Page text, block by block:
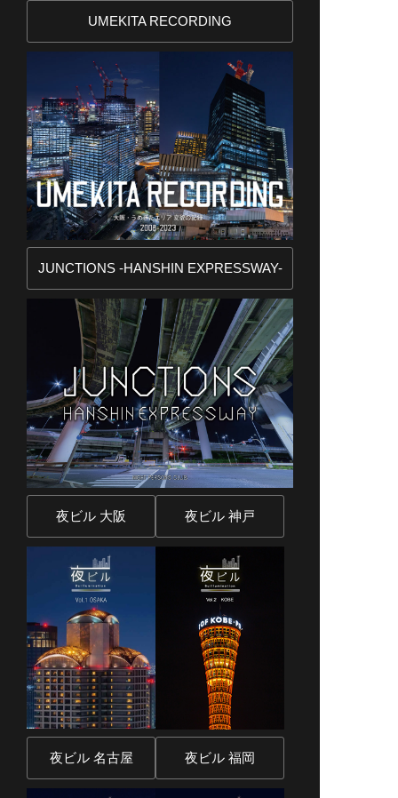
UMEKITA RECORDING
JUNCTIONS -HANSHIN EXPRESSWAY-
夜ビル 大阪 夜ビル 神戸
夜ビル 名古屋 夜ビル 福岡